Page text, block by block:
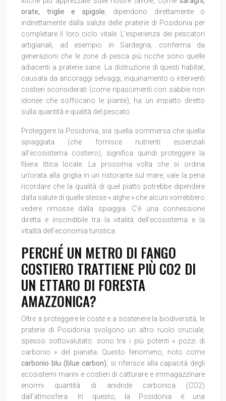
orate, triglie e spigole , dipendono direttamente o
indirettamente dalla salute delle praterie di Posidonia per
completare il loro ciclo vitale. L’esperienza dei pescatori
artigianali, ad esempio in Sardegna, conferma da
generazioni che le zone di pesca più ricche sono quelle
adiacenti a praterie sane. La distruzione di questi habitat,
causata da ancoraggi selvaggi, inquinamento o interventi
costieri sconsiderati (come ripascimenti con sabbie non
idonee che soffocano le piante), ha un impatto diretto
sulla quantità e qualità del pescato.
Proteggere la Posidonia, sia quella sommersa che quella
spiaggiata (che fornisce nutrienti essenziali
all’ecosistema costiero), significa quindi proteggere la
filiera ittica locale. La prossima volta che si ordina
un’orata alla griglia in un ristorante sul mare, vale la pena
ricordare che la qualità di quel piatto potrebbe dipendere
dalla salute di quelle stesse « alghe » che alcuni vorrebbero
vedere rimosse dalla spiaggia. C’è una connessione
diretta e inscindibile tra la vitalità dell’ecosistema e la
vitalità dell’economia turistica.
PERCHÉ UN METRO DI FANGO
COSTIERO TRATTIENE PIÙ CO2 DI
UN ETTARO DI FORESTA
AMAZZONICA?
Oltre a proteggere le coste e a sostenere la biodiversità, le
praterie di Posidonia svolgono un altro ruolo cruciale,
spesso sottovalutato: sono tra i più potenti « pozzi di
carbonio » del pianeta. Questo fenomeno, noto come
carbonio blu (blue carbon) , si riferisce alla capacità degli
ecosistemi marini e costieri di catturare e immagazzinare
enormi quantità di anidride carbonica (CO2)
dall’atmosfera. In questo, la Posidonia è una